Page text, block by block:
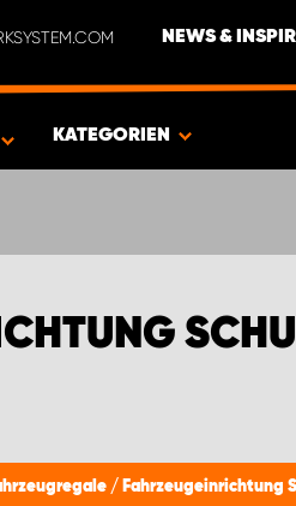
NEWS &
KATEGORIEN
/ Fahrzeugeinrichtung